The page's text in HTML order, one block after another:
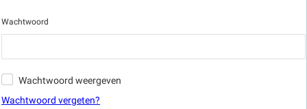
Wachtwoord
Wachtwoord weergeven
Wachtwoord vergeten?
Zoeken